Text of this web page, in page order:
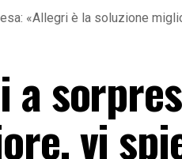
«Allegri è la soluzione
a
vi